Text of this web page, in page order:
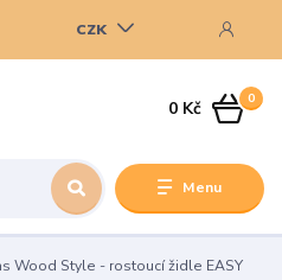
Menu
CZK
0
0 Kč
Wood Style - rostoucí židle EASY